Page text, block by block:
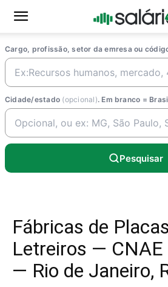
Cargo, profissão, setor da emresa ou
Cidade/estado (opcional). Em branco =
Pesquisar
Fábricas de
Letreiros —
— Rio de Janeiro,